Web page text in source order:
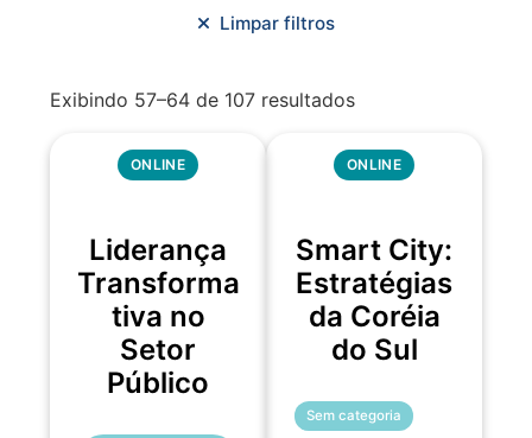
Planejamento Urbano/Mobilidade
Limpar filtros
Exibindo 57–64 de 107 resultados
ONLINE
Liderança
Transforma
tiva no
Setor
Público
ONLINE
Smart City:
Estratégias
da Coréia
do Sul
Sem categoria